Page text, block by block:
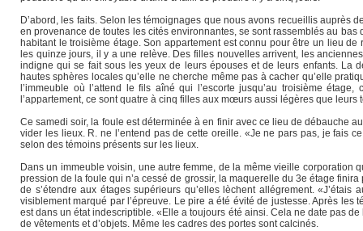
D’abord, les faits. Selon les témoignages que nous avons recueillis auprès
en provenance de toutes les cités environnantes, se sont rassemblés au
habitant le troisième étage. Son appartement est connu pour être un lieu
les quinze jours, il y a une relève. Des filles nouvelles arrivent, les
indigne qui se fait sous les yeux de leurs épouses et de leurs enfants. La
hautes sphères locales qu’elle ne cherche même pas à cacher qu’elle
l’immeuble où l’attend le fils aîné qui l’escorte jusqu’au troisième
l’appartement, ce sont quatre à cinq filles aux mœurs aussi légères que
Ce samedi soir, la foule est déterminée à en finir avec ce lieu de débauche
vider les lieux. R. ne l’entend pas de cette oreille. «Je ne pars pas, je fais
selon des témoins présents sur les lieux.
Dans un immeuble voisin, une autre femme, de la même vieille corporation
pression de la foule qui n’a cessé de grossir, la maquerelle du 3e étage
de s’étendre aux étages supérieurs qu’elles lèchent allégrement.
visiblement marqué par l’épreuve. Le pire a été évité de justesse. Après
est dans un état indescriptible. «Elle a toujours été ainsi. Cela ne date pas
de vêtements et d’objets. Même les cadres des portes sont calcinés.